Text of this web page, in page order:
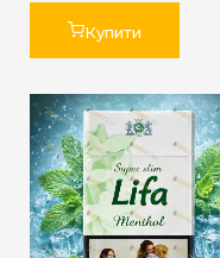
Купити